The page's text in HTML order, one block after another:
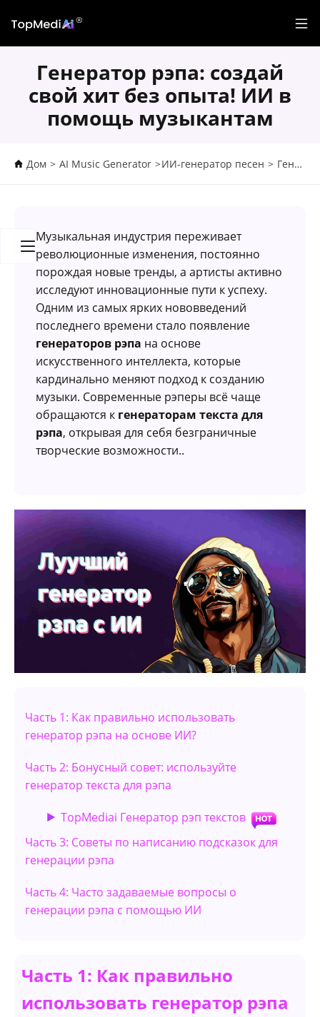
Генератор рэпа: создай
свой хит без опыта! ИИ в
помощь музыкантам
Дом > AI Music Generator >ИИ-генератор песен > Генератор рэпа: создай свой хит без опыта! ИИ в помощь музыкантам
Музыкальная индустрия переживает
революционные изменения, постоянно
порождая новые тренды, а артисты активно
исследуют инновационные пути к успеху.
Одним из самых ярких нововведений
последнего времени стало появление
генераторов рэпа на основе
искусственного интеллекта, которые
кардинально меняют подход к созданию
музыки. Современные рэперы всё чаще
обращаются к генераторам текста для
рэпа, открывая для себя безграничные
творческие возможности..
Часть 1: Как правильно использовать
генератор рэпа на основе ИИ?
Часть 2: Бонусный совет: используйте
генератор текста для рэпа
TopMediai Генератор рэп текстов
Часть 3: Советы по написанию подсказок для
генерации рэпа
Часть 4: Часто задаваемые вопросы о
генерации рэпа с помощью ИИ
Часть 1: Как правильно
использовать генератор рэпа